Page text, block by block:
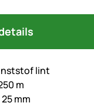
lint
m
mm